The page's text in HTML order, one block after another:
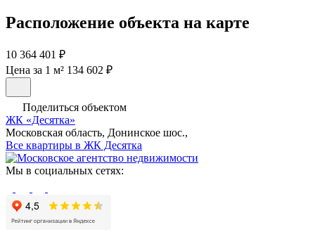
Расположение объекта на карте
10 364 401 ₽
Цена за 1 м² 134 602 ₽
Поделиться объектом
ЖК «Десятка»
Московская область, Донинское шос.,
Все квартиры в ЖК Десятка
Мы в социальных сетях: